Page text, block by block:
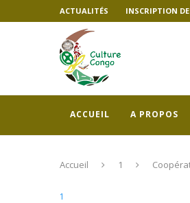
ACTUALITÉS INSCRIPTION
ACCUEIL A PROPOS
Accueil 1
1